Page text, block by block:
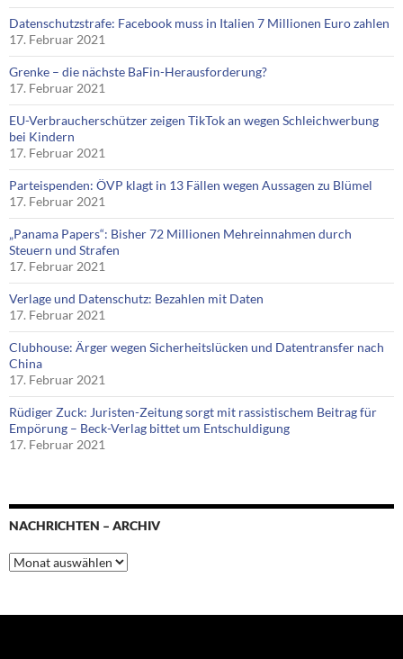
Datenschutzstrafe: Facebook muss in Italien 7 Millionen Euro zahlen
17. Februar 2021
Grenke – die nächste BaFin-Herausforderung?
17. Februar 2021
EU-Verbraucherschützer zeigen TikTok an wegen Schleichwerbung
bei Kindern
17. Februar 2021
Parteispenden: ÖVP klagt in 13 Fällen wegen Aussagen zu Blümel
17. Februar 2021
„Panama Papers“: Bisher 72 Millionen Mehreinnahmen durch
Steuern und Strafen
17. Februar 2021
Verlage und Datenschutz: Bezahlen mit Daten
17. Februar 2021
Clubhouse: Ärger wegen Sicherheitslücken und Datentransfer nach
China
17. Februar 2021
Rüdiger Zuck: Juristen-Zeitung sorgt mit rassistischem Beitrag für
Empörung – Beck-Verlag bittet um Entschuldigung
17. Februar 2021
NACHRICHTEN – ARCHIV
Nachrichten
–